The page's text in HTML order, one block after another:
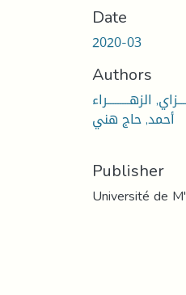
Date
2020-03
Authors
الزهـــــــــراء
أحمد, حاج هني
Publisher
Université de